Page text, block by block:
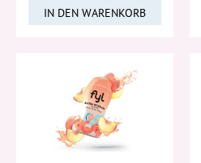
IN DEN WARENKORB